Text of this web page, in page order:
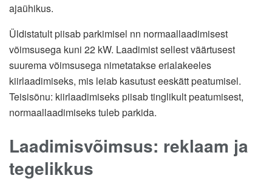
ajaühikus.
Üldistatult piisab parkimisel nn normaallaadimisest
võimsusega kuni 22 kW. Laadimist sellest väärtusest
suurema võimsusega nimetatakse erialakeeles
kiirlaadimiseks, mis leiab kasutust eeskätt peatumisel.
Teisisõnu: kiirlaadimiseks piisab tinglikult peatumisest,
normaallaadimiseks tuleb parkida.
Laadimisvõimsus: reklaam ja
tegelikkus